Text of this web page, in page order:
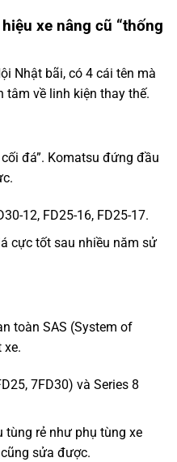
xe nâng cũ “thống
Nhật bãi, có 4 cái tên mà
tâm về linh kiện thay thế.
đá”. Komatsu đứng đầu
12, FD25-16, FD25-17.
cực tốt sau nhiều năm sử
toàn SAS (System of
xe.
7FD30) và Series 8
tùng rẻ như phụ tùng xe
sửa được.